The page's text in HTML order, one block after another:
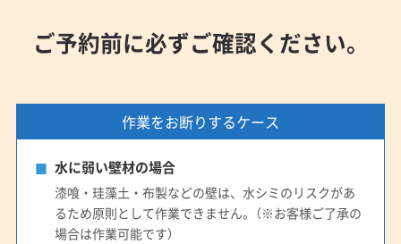
ご予約前に必ずご確認ください。
作業をお断りするケース
水に弱い壁材の場合
漆喰・珪藻土・布製などの壁は、水シミのリスクがあ
るため原則として作業できません。（※お客様ご了承の
場合は作業可能です）